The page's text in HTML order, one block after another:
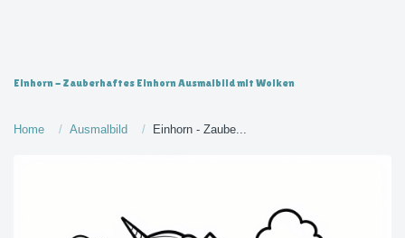
Einhorn - Zauberhaftes Einhorn Ausmalbild mit Wolken
Home Ausmalbild Einhorn - Zaube...